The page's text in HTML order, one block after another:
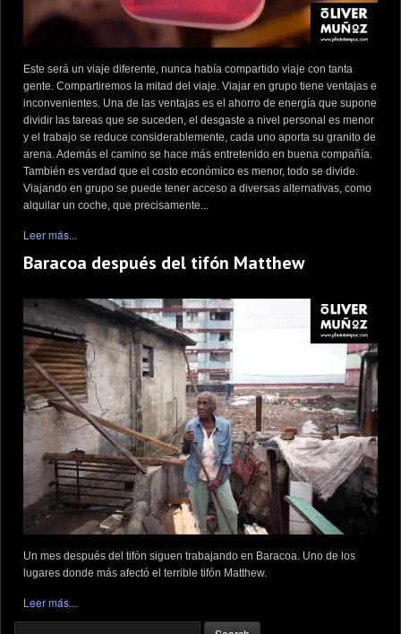
Este será un viaje diferente, nunca había compartido viaje con tanta
gente. Compartiremos la mitad del viaje. Viajar en grupo tiene ventajas e
inconvenientes. Una de las ventajas es el ahorro de energía que supone
dividir las tareas que se suceden, el desgaste a nivel personal es menor
y el trabajo se reduce considerablemente, cada uno aporta su granito de
arena. Además el camino se hace más entretenido en buena compañía.
También es verdad que el costo económico es menor, todo se divide.
Viajando en grupo se puede tener acceso a diversas alternativas, como
alquilar un coche, que precisamente...
Leer más...
Baracoa después del tifón Matthew
Un mes después del tifón siguen trabajando en Baracoa. Uno de los
lugares donde más afectó el terrible tifón Matthew.
Leer más...